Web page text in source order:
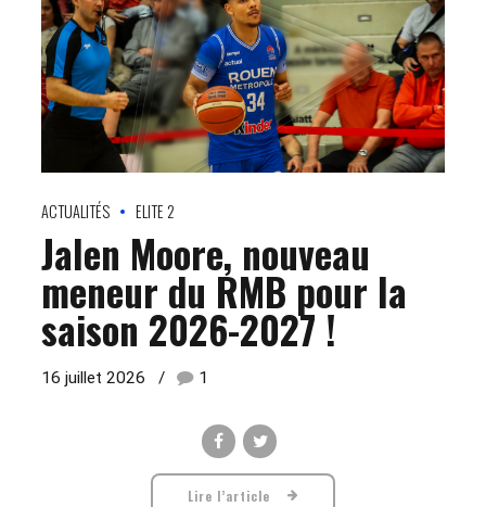
ACTUALITÉS ELITE 2
Jalen Moore, nouveau
meneur du RMB pour la
saison 2026-2027 !
16 juillet 2026 1
Lire l’article